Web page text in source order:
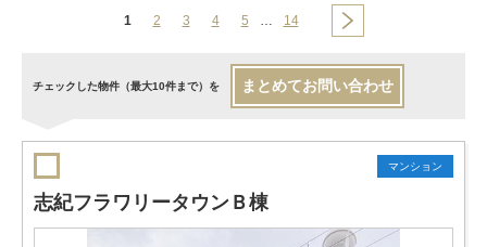
1 2 3 4 5 … 14
チェックした物件（最大10件まで）を まとめてお問い合わせ
マンション
志紀フラワリータウンＢ棟